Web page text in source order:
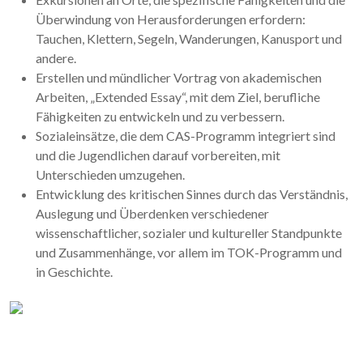
Überwindung von Herausforderungen erfordern:
Tauchen, Klettern, Segeln, Wanderungen, Kanusport und
andere.
Erstellen und mündlicher Vortrag von akademischen
Arbeiten, „Extended Essay“, mit dem Ziel, berufliche
Fähigkeiten zu entwickeln und zu verbessern.
Sozialeinsätze, die dem CAS-Programm integriert sind
und die Jugendlichen darauf vorbereiten, mit
Unterschieden umzugehen.
Entwicklung des kritischen Sinnes durch das Verständnis,
Auslegung und Überdenken verschiedener
wissenschaftlicher, sozialer und kultureller Standpunkte
und Zusammenhänge, vor allem im TOK-Programm und
in Geschichte.